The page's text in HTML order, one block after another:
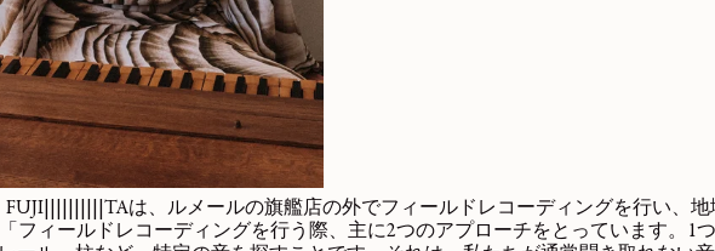
FUJI||||||||||TAは、ルメールの旗艦店の外でフィールドレコーディングを行い、地
「フィールドレコーディングを行う際、主に2つのアプローチをとっています。1